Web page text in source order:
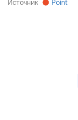
Источник Point